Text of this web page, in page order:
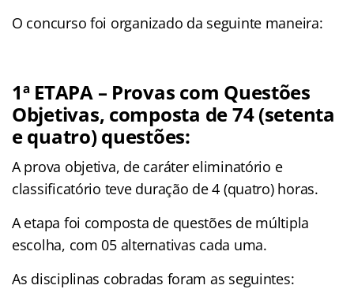
O concurso foi organizado da seguinte maneira:
1ª ETAPA – Provas com Questões
Objetivas, composta de 74 (setenta
e quatro) questões:
A prova objetiva, de caráter eliminatório e
classificatório teve duração de 4 (quatro) horas.
A etapa foi composta de questões de múltipla
escolha, com 05 alternativas cada uma.
As disciplinas cobradas foram as seguintes: